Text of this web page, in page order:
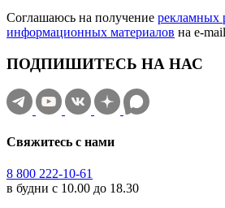
Соглашаюсь на получение рекламных
информационных материалов на
ПОДПИШИТЕСЬ НА НАС
Свяжитесь с нами
8 800 222-10-61
в будни с 10.00 до 18.30